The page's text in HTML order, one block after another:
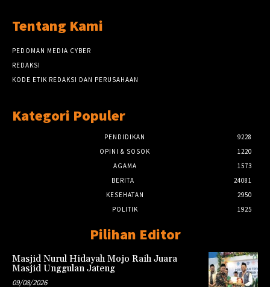
Tentang Kami
PEDOMAN MEDIA CYBER
REDAKSI
KODE ETIK REDAKSI DAN PERUSAHAAN
Kategori Populer
PENDIDIKAN
9228
OPINI & SOSOK
1220
AGAMA
1573
BERITA
24081
KESEHATAN
2950
POLITIK
1925
Pilihan Editor
Masjid Nurul Hidayah Mojo Raih Juara
Masjid Unggulan Jateng
09/08/2026